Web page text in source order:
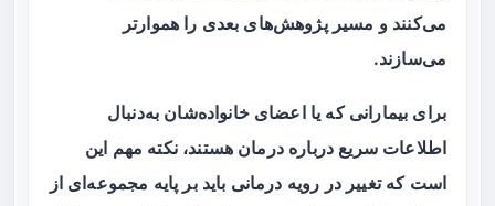
می‌کنند و مسیر پژوهش‌های بعدی را هموارتر
می‌سازند.
برای بیمارانی که یا اعضای خانواده‌شان به‌دنبال
اطلاعات سریع درباره درمان هستند، نکته مهم این
است که تغییر در رویه درمانی باید بر پایه مجموعه‌ای از